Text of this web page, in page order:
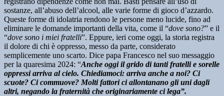
sostanze, all’abuso dell’alcool, alle varie forme di gioco d’azzardo.
Queste forme di idolatria rendono le persone meno lucide, fino ad
eliminare le domande importanti della vita, come il “dove sono?” e il
“dove sono i miei fratelli”. Eppure, ieri come oggi, la storia registra
il dolore di chi è oppresso, messo da parte, considerato
semplicemente uno scarto. Dice papa Francesco nel suo messaggio
per la quaresima 2024: “Anche oggi il grido di tanti fratelli e sorelle
oppressi arriva al cielo. Chiediamoci: arriva anche a noi? Ci
scuote? Ci commuove? Molti fattori ci allontanano gli uni dagli
altri, negando la fraternità che originariamente ci lega”.